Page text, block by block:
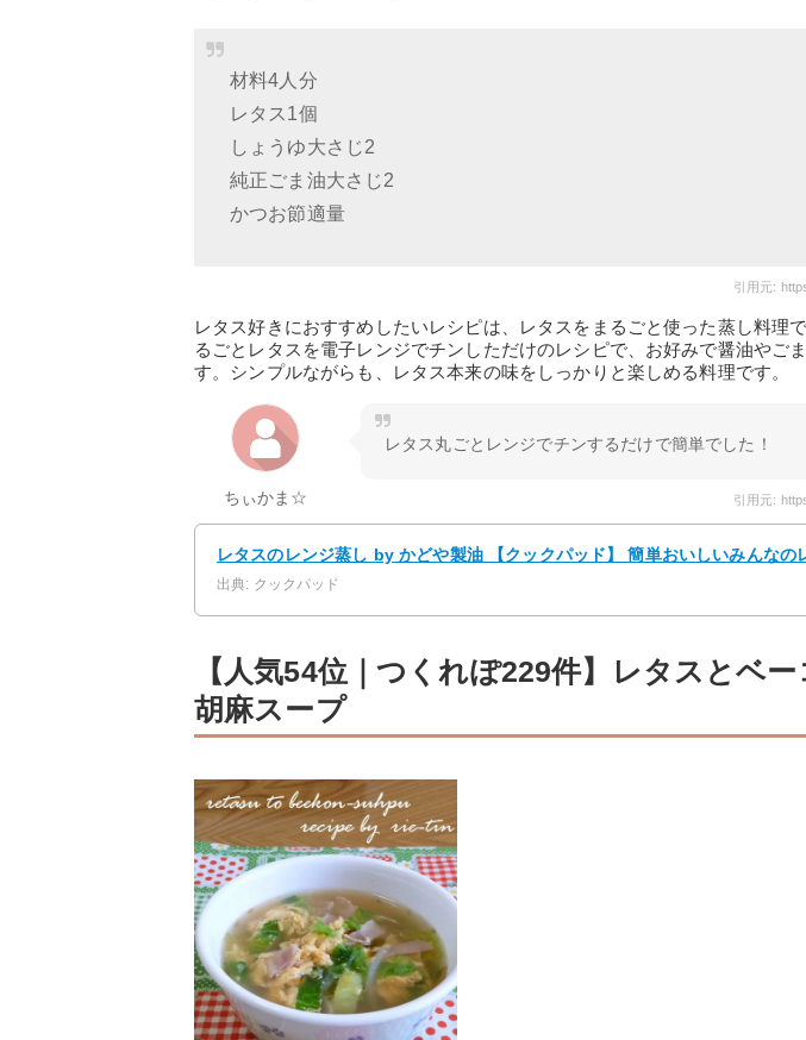
材料4人分
レタス1個
しょうゆ大さじ2
純正ごま油大さじ2
かつお節適量
引用元:
レタス好きにおすすめしたいレシピは、レタスをまるごと使った蒸し料理
るごとレタスを電子レンジでチンしただけのレシピで、お好みで醤油やご
す。シンプルながらも、レタス本来の味をしっかりと楽しめる料理です。
ちぃかま☆
レタス丸ごとレンジでチンするだけで簡単でした！
引用元:
レタスのレンジ蒸し by かどや製油 【クックパッド】 簡単おいしいみんなの
出典: クックパッド
【人気54位｜つくれぽ229件】レタスとベ
胡麻スープ